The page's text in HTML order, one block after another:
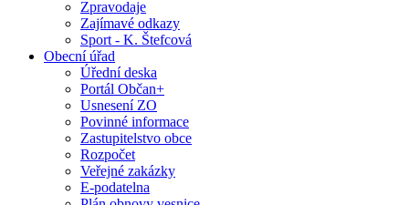
Zpravodaje
Zajímavé odkazy
Sport - K. Štefcová
Obecní úřad
Úřední deska
Portál Občan+
Usnesení ZO
Povinné informace
Zastupitelstvo obce
Rozpočet
Veřejné zakázky
E-podatelna